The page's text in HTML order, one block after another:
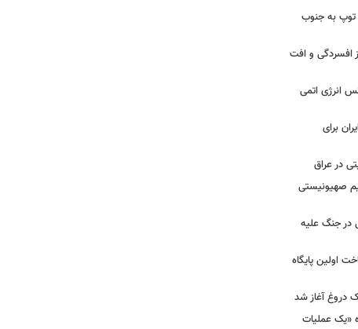
یونیفل: ارتش اسرائیل در یک روز ۱۱۳ توپ به جنوب
از افسردگی و افت
انرژی اتمی
برای
در عراق
صهیونیستی
در جنگ علیه
اولین پایگاه
دروغ آغاز شد
«یک عملیات